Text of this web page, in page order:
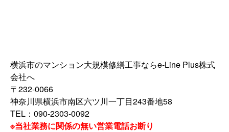
横浜市のマンション大規模修繕工事ならe-Line Plus株式
会社へ
〒232-0066
神奈川県横浜市南区六ツ川一丁目243番地58
TEL：090-2303-0092
※当社業務に関係の無い営業電話お断り